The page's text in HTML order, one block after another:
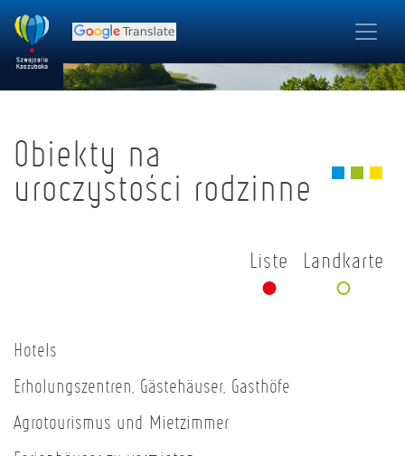
Obiekty na
uroczystości rodzinne
Liste Landkarte
Hotels
Erholungszentren, Gästehäuser, Gasthöfe
Agrotourismus und Mietzimmer